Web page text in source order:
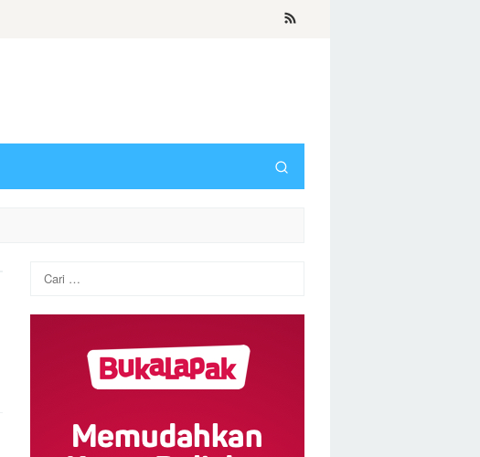
Cari
untuk: